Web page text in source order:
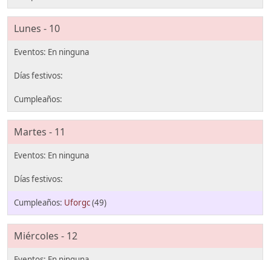
Lunes - 10
Martes - 11
Uforgc(49)
Miércoles - 12